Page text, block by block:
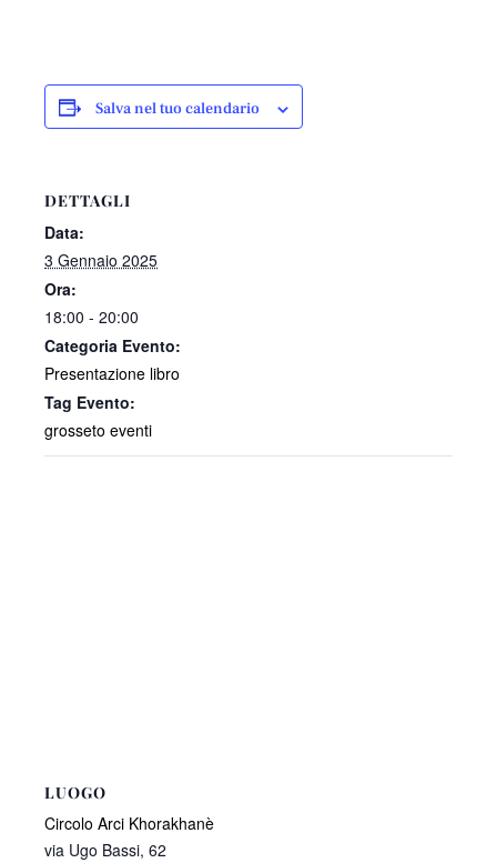
Salva nel tuo calendario
DETTAGLI
Data:
3 Gennaio 2025
Ora:
18:00 - 20:00
Categoria Evento:
Presentazione libro
Tag Evento:
grosseto eventi
LUOGO
Circolo Arci Khorakhanè
via Ugo Bassi, 62